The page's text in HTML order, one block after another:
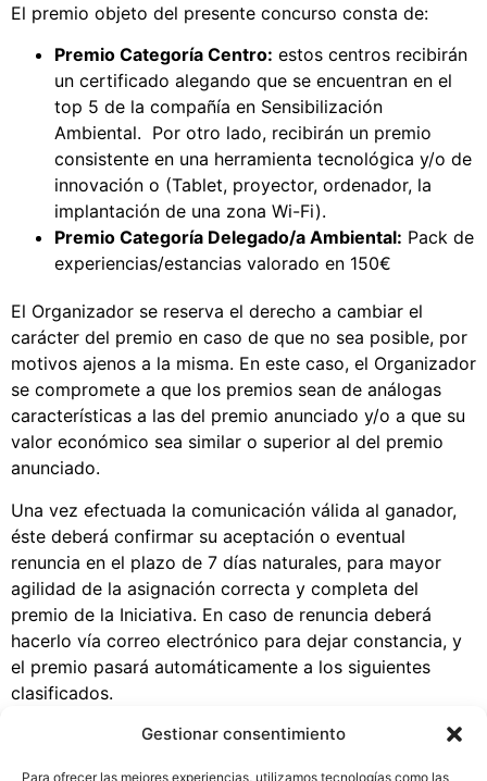
Gestionar consentimiento
Para ofrecer las mejores experiencias, utilizamos tecnologías como las
El premio objeto del presente concurso consta de:
Premio Categoría Centro: estos centros recibirán
un certificado alegando que se encuentran en el
top 5 de la compañía en Sensibilización
Ambiental. Por otro lado, recibirán un premio
consistente en una herramienta tecnológica y/o de
innovación o (Tablet, proyector, ordenador, la
implantación de una zona Wi-Fi).
Premio Categoría Delegado/a Ambiental: Pack de
experiencias/estancias valorado en 150€
El Organizador se reserva el derecho a cambiar el
carácter del premio en caso de que no sea posible, por
motivos ajenos a la misma. En este caso, el Organizador
se compromete a que los premios sean de análogas
características a las del premio anunciado y/o a que su
valor económico sea similar o superior al del premio
anunciado.
Una vez efectuada la comunicación válida al ganador,
éste deberá confirmar su aceptación o eventual
renuncia en el plazo de 7 días naturales, para mayor
agilidad de la asignación correcta y completa del
premio de la Iniciativa. En caso de renuncia deberá
hacerlo vía correo electrónico para dejar constancia, y
el premio pasará automáticamente a los siguientes
clasificados.
El premio será entregado por la Dirección Corporativa